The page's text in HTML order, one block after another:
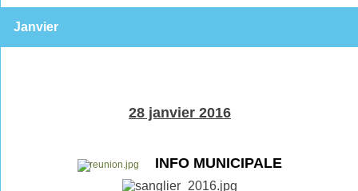
Janvier
28 janvier 2016
INFO MUNICIPALE